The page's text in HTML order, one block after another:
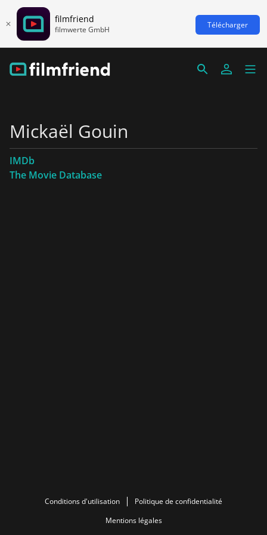
filmfriend
filmwerte GmbH Télécharger
Mickaël Gouin
IMDb
The Movie Database
Conditions d'utilisation
Politique de confidentialité
Mentions légales